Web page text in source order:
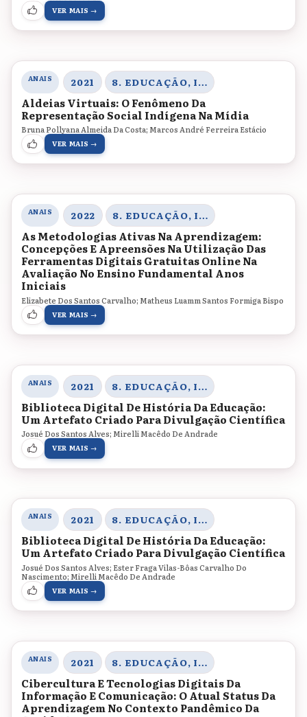
VER MAIS →
ANAIS 2021 8. EDUCAÇÃO, INOVAÇÃO E TECNOLOGIAS
Aldeias Virtuais: O Fenômeno Da
Representação Social Indígena Na Mídia
Bruna Pollyana Almeida Da Costa; Marcos André Ferreira Estácio
VER MAIS →
ANAIS 2022 8. EDUCAÇÃO, INOVAÇÃO E TECNOLOGIAS
As Metodologias Ativas Na Aprendizagem:
Concepções E Apreensões Na Utilização Das
Ferramentas Digitais Gratuitas Online Na
Avaliação No Ensino Fundamental Anos
Iniciais
Elizabete Dos Santos Carvalho; Matheus Luamm Santos Formiga Bispo
VER MAIS →
ANAIS 2021 8. EDUCAÇÃO, INOVAÇÃO E TECNOLOGIAS
Biblioteca Digital De História Da Educação:
Um Artefato Criado Para Divulgação Científica
Josué Dos Santos Alves; Mirelli Macêdo De Andrade
VER MAIS →
ANAIS 2021 8. EDUCAÇÃO, INOVAÇÃO E TECNOLOGIAS
Biblioteca Digital De História Da Educação:
Um Artefato Criado Para Divulgação Científica
Josué Dos Santos Alves; Ester Fraga Vilas-Bôas Carvalho Do
Nascimento; Mirelli Macêdo De Andrade
VER MAIS →
ANAIS 2021 8. EDUCAÇÃO, INOVAÇÃO E TECNOLOGIAS
Cibercultura E Tecnologias Digitais Da
Informação E Comunicação: O Atual Status Da
Aprendizagem No Contexto Pandêmico Da